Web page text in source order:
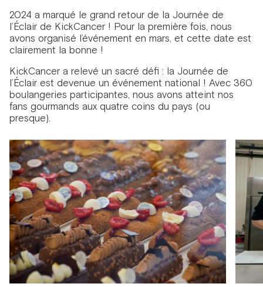
2024 a marqué le grand retour de la Journée de
l’Éclair de KickCancer ! Pour la première fois, nous
avons organisé l’événement en mars, et cette date est
clairement la bonne !
KickCancer a relevé un sacré défi : la Journée de
l’Éclair est devenue un événement national ! Avec 360
boulangeries participantes, nous avons atteint nos
fans gourmands aux quatre coins du pays (ou
presque).